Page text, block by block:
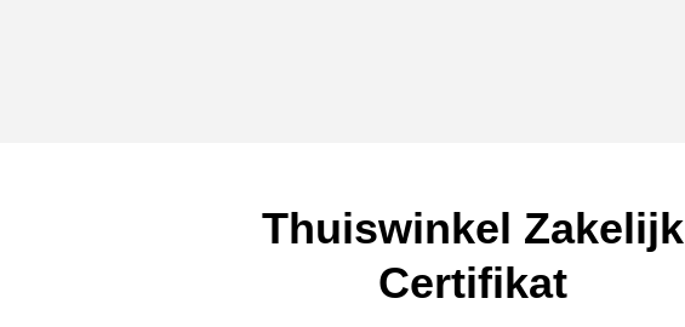
Thuiswinkel Zakelijk
Certifikat